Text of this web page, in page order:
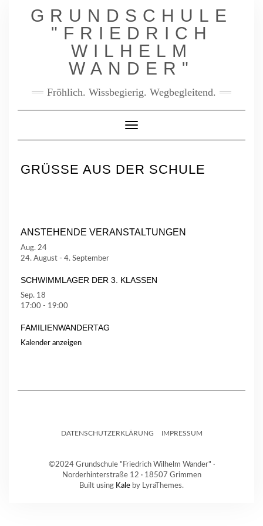
GRUNDSCHULE
"FRIEDRICH
WILHELM
WANDER"
Fröhlich. Wissbegierig. Wegbegleitend.
Toggle Navigation
GRÜSSE AUS DER SCHULE
ANSTEHENDE VERANSTALTUNGEN
Aug. 24
24. August - 4. September
SCHWIMMLAGER DER 3. KLASSEN
Sep. 18
17:00 - 19:00
FAMILIENWANDERTAG
Kalender anzeigen
DATENSCHUTZERKLÄRUNG IMPRESSUM
©2024 Grundschule "Friedrich Wilhelm Wander" ·
Norderhinterstraße 12 · 18507 Grimmen
Built using Kale by LyraThemes.